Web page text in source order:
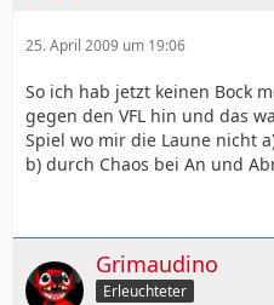
25. April 2009 um 19:06
So ich hab jetzt keinen Bock
gegen den VFL hin und das
Spiel wo mir die Laune nicht
b) durch Chaos bei An und
Grimaudino
Erleuchteter